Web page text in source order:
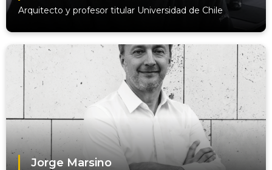
Arquitecto y profesor titular Universidad de Chile
Jorge Marsino